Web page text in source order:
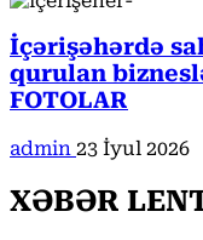
İçərişəhərdə
qurulan
FOTOLAR
admin 23 İyul 2026
XƏBƏR